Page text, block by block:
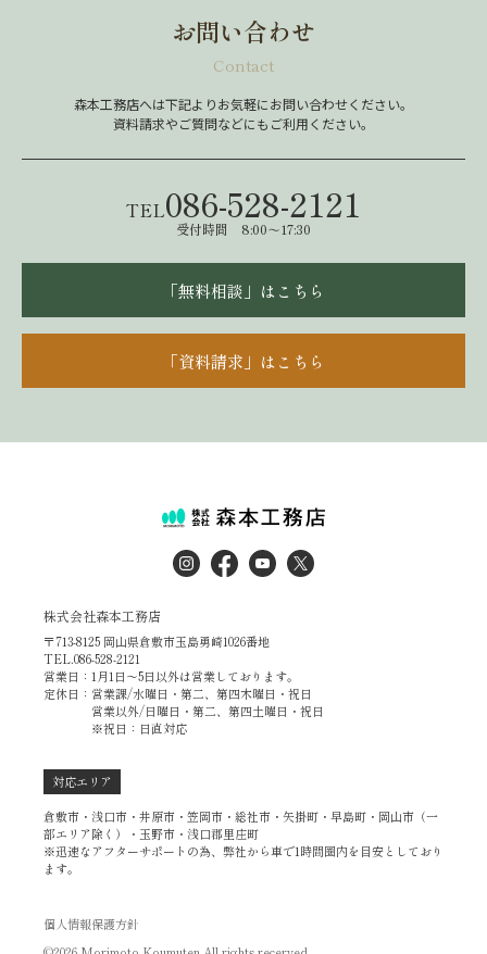
お問い合わせ
Contact
森本工務店へは下記よりお気軽にお問い合わせください。
資料請求やご質問などにもご利用ください。
TEL086-528-2121
受付時間 8:00～17:30
「無料相談」はこちら
「資料請求」はこちら
株式会社森本工務店
〒713-8125 岡山県倉敷市玉島勇崎1026番地
TEL.086-528-2121
営業日：1月1日～5日以外は営業しております。
定休日：営業課/水曜日・第二、第四木曜日・祝日
営業以外/日曜日・第二、第四土曜日・祝日
※祝日：日直対応
対応エリア
倉敷市・浅口市・井原市・笠岡市・総社市・矢掛町・早島町・岡山市（一
部エリア除く）・玉野市・浅口郡里庄町
※迅速なアフターサポートの為、弊社から車で1時間圏内を目安としており
ます。
個人情報保護方針